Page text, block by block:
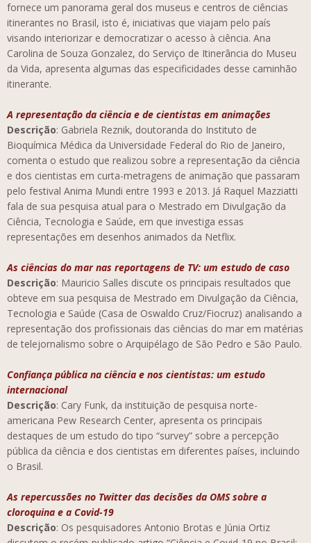
fornece um panorama geral dos museus e centros de ciências
itinerantes no Brasil, isto é, iniciativas que viajam pelo país
visando interiorizar e democratizar o acesso à ciência. Ana
Carolina de Souza Gonzalez, do Serviço de Itinerância do Museu
da Vida, apresenta algumas das especificidades desse caminhão
itinerante.
A representação da ciência e de cientistas em animações
Descrição: Gabriela Reznik, doutoranda do Instituto de
Bioquímica Médica da Universidade Federal do Rio de Janeiro,
comenta o estudo que realizou sobre a representação da ciência
e dos cientistas em curta-metragens de animação que passaram
pelo festival Anima Mundi entre 1993 e 2013. Já Raquel Mazziatti
fala de sua pesquisa atual para o Mestrado em Divulgação da
Ciência, Tecnologia e Saúde, em que investiga essas
representações em desenhos animados da Netflix.
As ciências do mar nas reportagens de TV: um estudo de caso
Descrição: Mauricio Salles discute os principais resultados que
obteve em sua pesquisa de Mestrado em Divulgação da Ciência,
Tecnologia e Saúde (Casa de Oswaldo Cruz/Fiocruz) analisando a
representação dos profissionais das ciências do mar em matérias
de telejornalismo sobre o Arquipélago de São Pedro e São Paulo.
Confiança pública na ciência e nos cientistas: um estudo
internacional
Descrição: Cary Funk, da instituição de pesquisa norte-
americana Pew Research Center, apresenta os principais
destaques de um estudo do tipo “survey” sobre a percepção
pública da ciência e dos cientistas em diferentes países, incluindo
o Brasil.
As repercussões no Twitter das decisões da OMS sobre a
cloroquina e a Covid-19
Descrição: Os pesquisadores Antonio Brotas e Júnia Ortiz